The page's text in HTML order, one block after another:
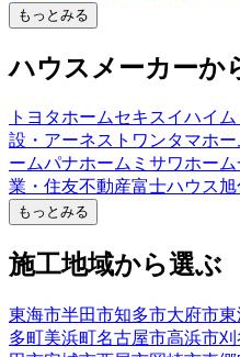
もっとみる
ハウスメーカーか
トヨタホームセキスイハイ
設・アーネストワンタマホー
ームパナホーム ミサワホーム
業・住友不動産富士ハウス
もっとみる
施工地域から選ぶ
東海市半田市知多市大府市東
多町美浜町名古屋市高浜市刈